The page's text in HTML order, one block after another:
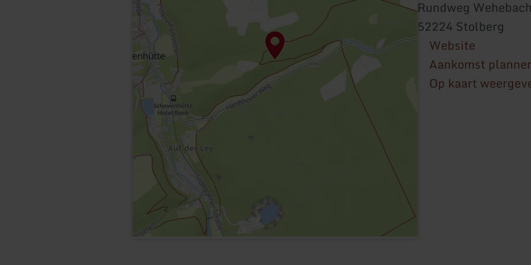
Rundweg
52224 Stolberg
Website
Aankomst
Op kaart